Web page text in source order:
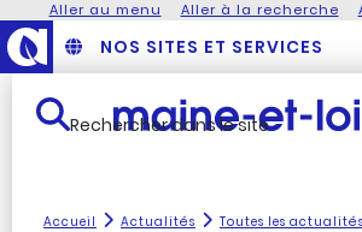
Aller au menu Aller à la recherche
NOS SITES ET SERVICES
Rechercher dans le site
Accueil Actualités Toutes les actualités